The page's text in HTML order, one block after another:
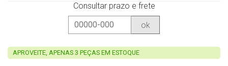
Consultar prazo e frete
ok
APROVEITE, APENAS 3 PEÇAS EM ESTOQUE